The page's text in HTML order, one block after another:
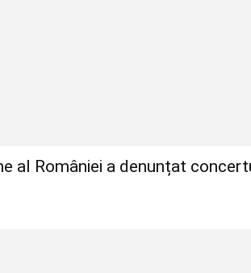
al României a denunțat